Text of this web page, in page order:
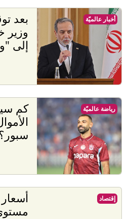
بعد
وزير
إلى
أخبار عالميّة
كم
رياضة عالميّة
أسعار
مستوى
إقتصاد